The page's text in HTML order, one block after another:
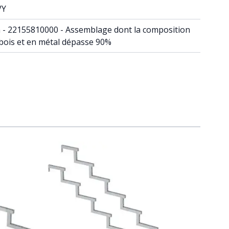
22155810000 - Assemblage dont la composition
et en métal dépasse 90%
to carousel navigation using the skip links.